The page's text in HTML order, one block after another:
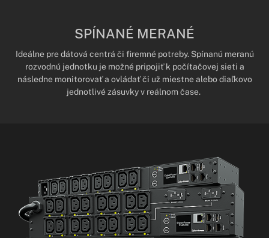
SPÍNANÉ MERANÉ
Ideálne pre dátová centrá či firemné potreby. Spínanú meranú
rozvodnú jednotku je možné pripojiť k počítačovej sieti a
následne monitorovať a ovládať či už miestne alebo diaľkovo
jednotlivé zásuvky v reálnom čase.